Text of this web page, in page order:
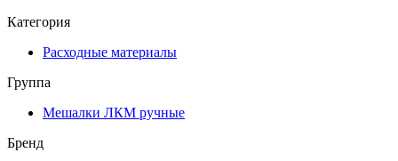
Категория
Расходные материалы
Группа
Мешалки ЛКМ ручные
Бренд